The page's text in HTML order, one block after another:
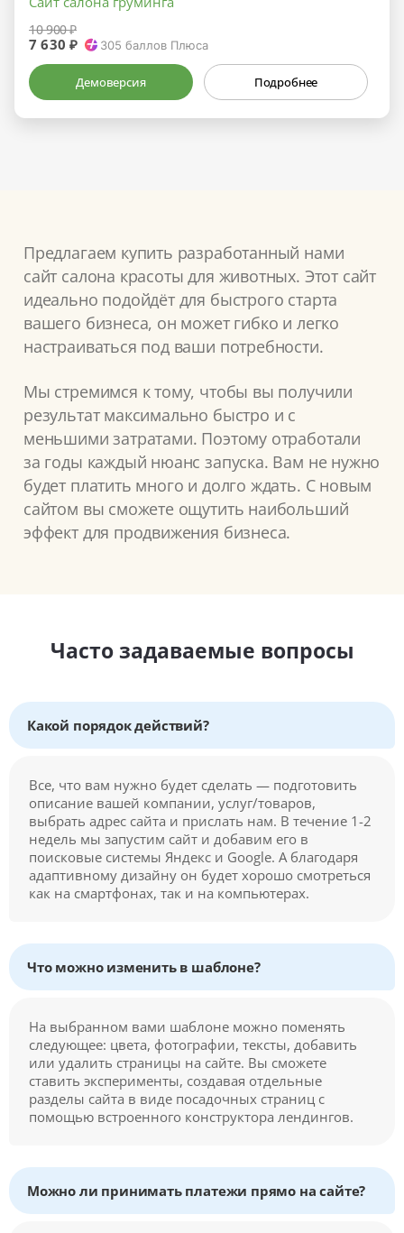
10 900 ₽
7 630 ₽ 305 баллов Плюса
Демоверсия Подробнее
Предлагаем купить разработанный нами
сайт салона красоты для животных. Этот сайт
идеально подойдёт для быстрого старта
вашего бизнеса, он может гибко и легко
настраиваться под ваши потребности.
Мы стремимся к тому, чтобы вы получили
результат максимально быстро и с
меньшими затратами. Поэтому отработали
за годы каждый нюанс запуска. Вам не нужно
будет платить много и долго ждать. С новым
сайтом вы сможете ощутить наибольший
эффект для продвижения бизнеса.
Часто задаваемые вопросы
Какой порядок действий?
Все, что вам нужно будет сделать — подготовить
описание вашей компании, услуг/товаров,
выбрать адрес сайта и прислать нам. В течение 1-2
недель мы запустим сайт и добавим его в
поисковые системы Яндекс и Google. А благодаря
адаптивному дизайну он будет хорошо смотреться
как на смартфонах, так и на компьютерах.
Что можно изменить в шаблоне?
На выбранном вами шаблоне можно поменять
следующее: цвета, фотографии, тексты, добавить
или удалить страницы на сайте. Вы сможете
ставить эксперименты, создавая отдельные
разделы сайта в виде посадочных страниц с
помощью встроенного конструктора лендингов.
Можно ли принимать платежи прямо на сайте?